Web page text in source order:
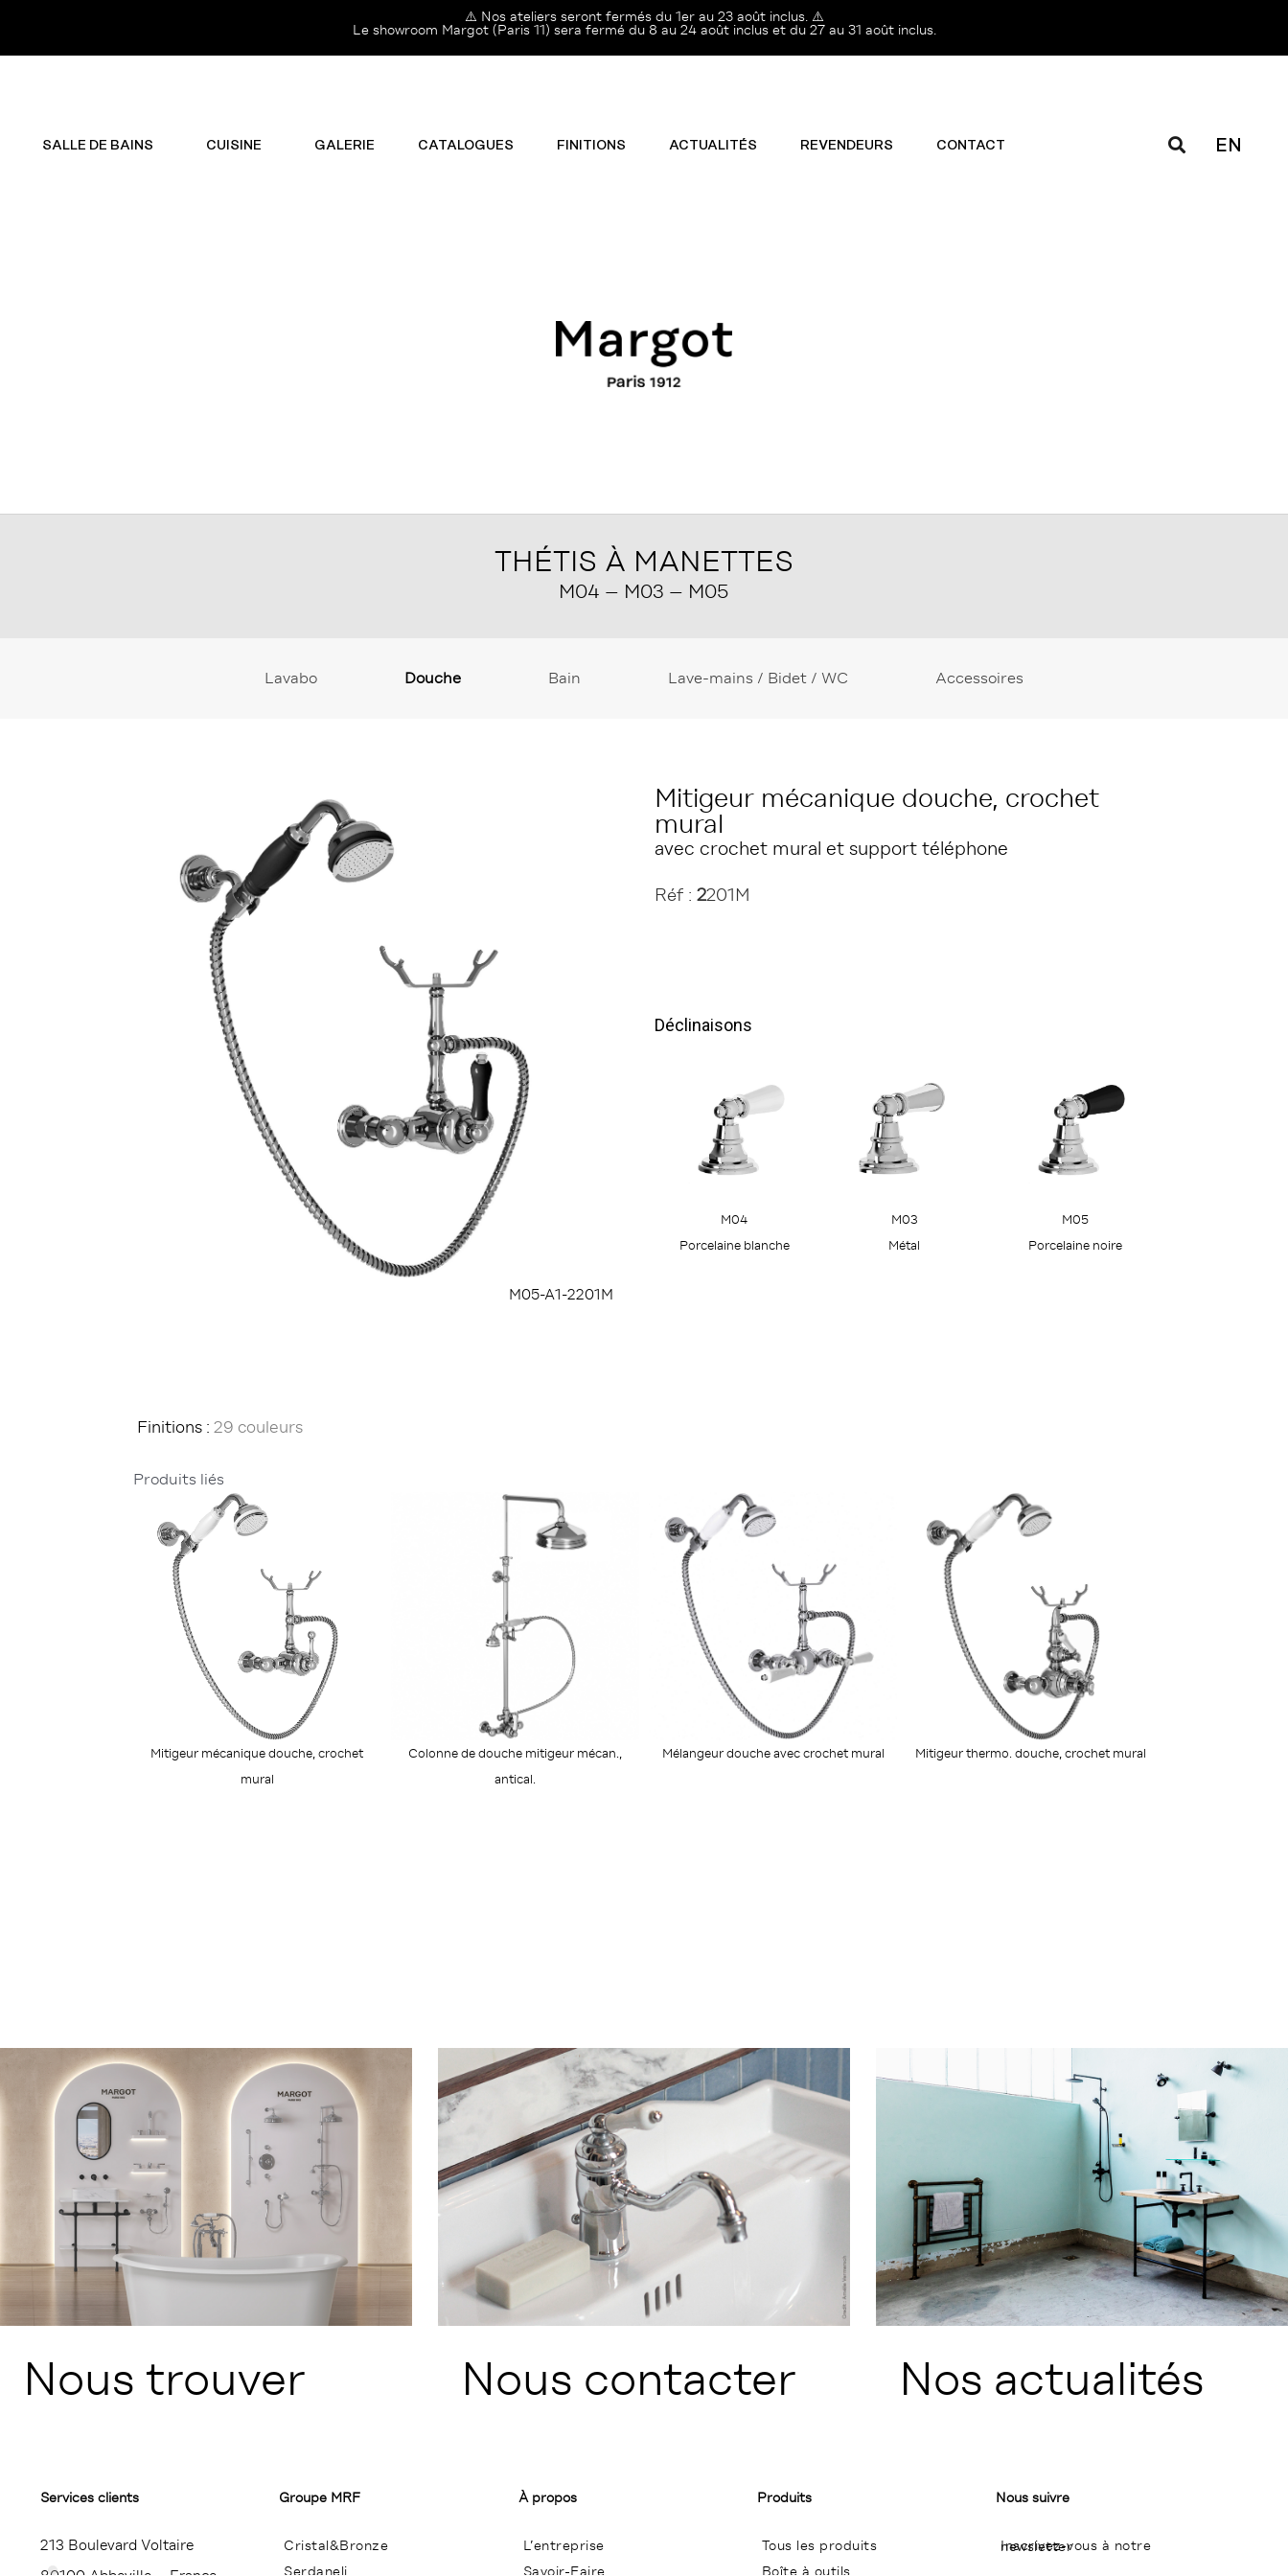
⚠️ Nos ateliers seront fermés du 1er au 23 août inclus. ⚠️
Le showroom Margot (Paris 11) sera fermé du 8 au 24 août inclus et du 27 au 31 août inclus.
SALLE DE BAINS CUISINE GALERIE CATALOGUES FINITIONS ACTUALITÉS REVENDEURS CONTACT EN
THÉTIS À MANETTES
M04 – M03 – M05
Lavabo Douche Bain Lave-mains / Bidet / WC Accessoires
M05-A1-2201M
Mitigeur mécanique douche, crochet
mural
avec crochet mural et support téléphone
Réf : 2201M
Déclinaisons
M04
Porcelaine blanche
M03
Métal
M05
Porcelaine noire
Finitions : 29 couleurs
Produits liés
Mitigeur mécanique douche, crochet
mural
Colonne de douche mitigeur mécan.,
antical.
Mélangeur douche avec crochet mural Mitigeur thermo. douche, crochet mural
Nous trouver Nous contacter Nos actualités
Services clients
213 Boulevard Voltaire
Groupe MRF
Cristal&Bronze
Serdaneli
À propos
L’entreprise
Savoir-Faire
Produits
Tous les produits
Boîte à outils
Nous suivre
Inscrivez-vous à notre newsletter